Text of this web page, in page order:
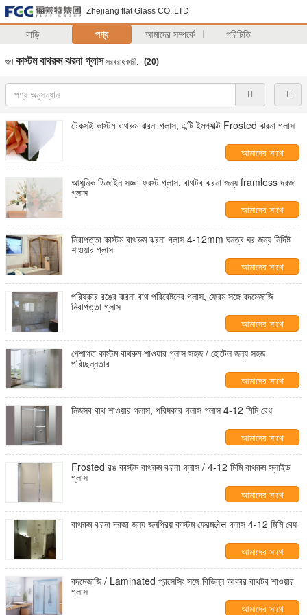
Zhejiang flat Glass CO.,LTD
বাড়ি পণ্য আমাদের সম্পর্কে পরিচিতি
গুণ কাস্টম বাথরুম ঝরনা গ্লাসসরবরাহকারী. (20)
টেকসই কাস্টম বাথরুম ঝরনা গ্লাস, এন্টি ইমপ্যাক্ট Frosted ঝরনা গ্লাস
আমাদের সাথে
যোগাযোগ করুন
আধুনিক ডিজাইন সজ্জা ফ্রস্ট গ্লাস, বাথটব ঝরনা জন্য framless দরজা
গ্লাস
আমাদের সাথে
যোগাযোগ করুন
নিরাপত্তা কাস্টম বাথরুম ঝরনা গ্লাস 4-12mm ঘনত্ব ঘর জন্য নির্দিষ্ট
শাওয়ার গ্লাস
আমাদের সাথে
যোগাযোগ করুন
পরিষ্কার রঙের ঝরনা বাথ পরিবেষ্টনের গ্লাস, ফ্রেম সঙ্গে বদমেজাজি
নিরাপত্তা গ্লাস
আমাদের সাথে
যোগাযোগ করুন
পেশাগত কাস্টম বাথরুম শাওয়ার গ্লাস সহজ / হোটেল জন্য সহজ
পরিচ্ছন্নতার
আমাদের সাথে
যোগাযোগ করুন
নিজস্ব বাথ শাওয়ার গ্লাস, পরিষ্কার গ্লাস গ্লাস 4-12 মিমি বেধ
আমাদের সাথে
যোগাযোগ করুন
Frosted রঙ কাস্টম বাথরুম ঝরনা গ্লাস / 4-12 মিমি বাথরুম স্লাইড
গ্লাস
আমাদের সাথে
যোগাযোগ করুন
বাথরুম ঝরনা দরজা জন্য জনপ্রিয় কাস্টম ফ্রেমलेस গ্লাস 4-12 মিমি বেধ
আমাদের সাথে
যোগাযোগ করুন
বদমেজাজি / Laminated প্রসেসিং সঙ্গে বিভিন্ন আকার বাথটব শাওয়ার
গ্লাস
আমাদের সাথে